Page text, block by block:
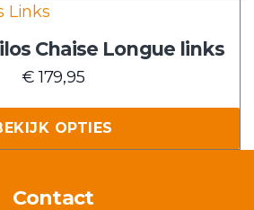
Chaise Longue links
€179,95
OPTIES
Contact